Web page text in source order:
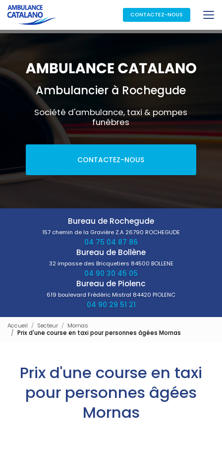
Aller
au
contenu
principal
CONTACTEZ-NOUS
Ambulancier à Rochegude
Société d'ambulance, taxi & pompes
funèbres
CONTACTEZ-NOUS
Bureau de Rochegude
157 chemin de la Gravière Z.A 26790 ROCHEGUDE
04 75 04 87 86
Bureau de Bollène
32 impasse des Bricquetiers 84500 BOLLENE
04 90 30 45 05
Bureau de Piolenc
619 boulevard Frédéric Mistral 84420 PIOLENC
04 90 29 51 21
Accueil Secteur
Mornas
Prix d'une course en taxi pour personnes âgées Mornas
Prix d'une course en taxi
pour personnes âgées
Mornas